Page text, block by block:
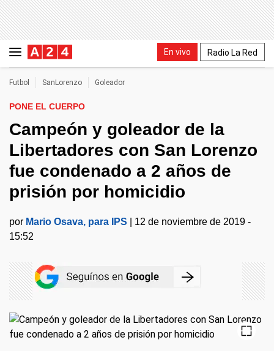
En vivo Radio La Red
Futbol SanLorenzo Goleador
PONE EL CUERPO
Campeón y goleador de la
Libertadores con San Lorenzo
fue condenado a 2 años de
prisión por homicidio
por Mario Osava, para IPS
12 de noviembre de 2019 -
15:52